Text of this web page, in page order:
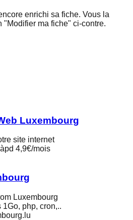
enrichi sa fiche. Vous la
ma fiche" ci-contre.
Luxembourg
site internet
4,9€/mois
Luxembourg
php, cron,..